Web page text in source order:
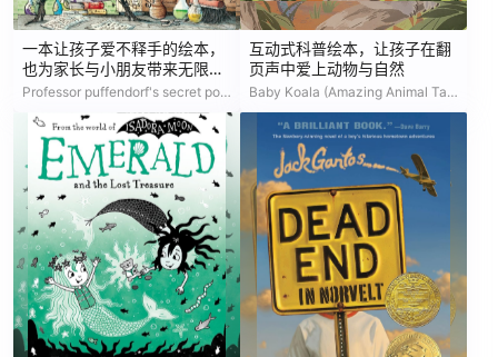
一本让孩子爱不释手的绘本，
也为家长与小朋友带来无限欢
乐时光
Professor puffendorf's secret potions
互动式科普绘本，让孩子在翻
页声中爱上动物与自然
Baby Koala (Amazing Animal Tales)